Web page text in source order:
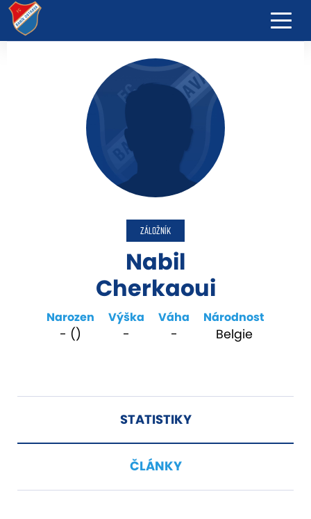
ZÁLOŽNÍK
Nabil
Cherkaoui
Narozen
- ()
Výška
-
Váha
-
Národnost
Belgie
STATISTIKY
ČLÁNKY